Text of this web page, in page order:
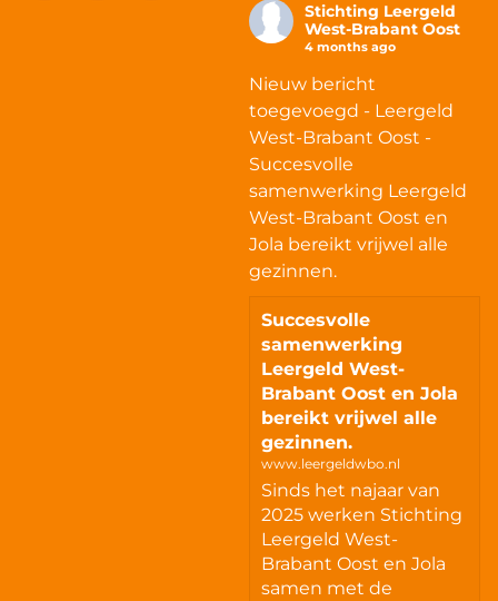
Stichting Leergeld
West-Brabant Oost
4 months ago
Nieuw bericht
toegevoegd - Leergeld
West-Brabant Oost -
Succesvolle
samenwerking Leergeld
West-Brabant Oost en
Jola bereikt vrijwel alle
gezinnen.
Succesvolle
samenwerking
Leergeld West-
Brabant Oost en Jola
bereikt vrijwel alle
gezinnen.
www.leergeldwbo.nl
Sinds het najaar van
2025 werken Stichting
Leergeld West-
Brabant Oost en Jola
samen met de